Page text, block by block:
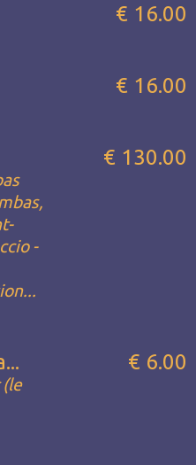
€ 16.00
€ 16.00
-
€ 130.00
(le
€ 6.00